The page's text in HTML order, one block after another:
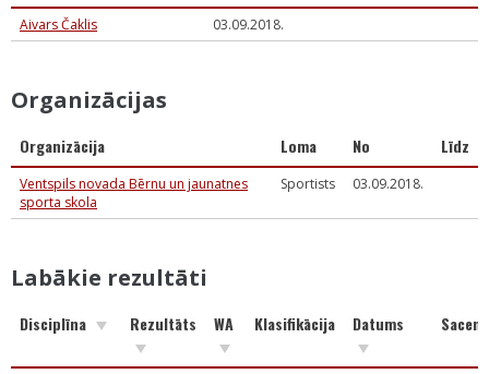
Aivars Čaklis 03.09.2018.
Organizācijas
Organizācija Loma No Līdz
Ventspils novada Bērnu un jaunatnes
sporta skola
Sportists 03.09.2018.
Labākie rezultāti
Disciplīna Rezultāts WA Klasifikācija Datums